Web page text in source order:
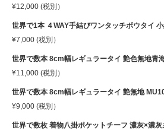
¥12,000 (税別）
世界で1本 ４WAY手結びワンタッチボウタイ
¥7,000 (税別）
世界で数本 8cm幅レギュラータイ 艶色無地青
¥11,000 (税別）
世界で数本 8cm幅レギュラータイ 艶無地
¥9,000 (税別）
世界で数枚 着物八掛ポケットチーフ 濃灰×濃